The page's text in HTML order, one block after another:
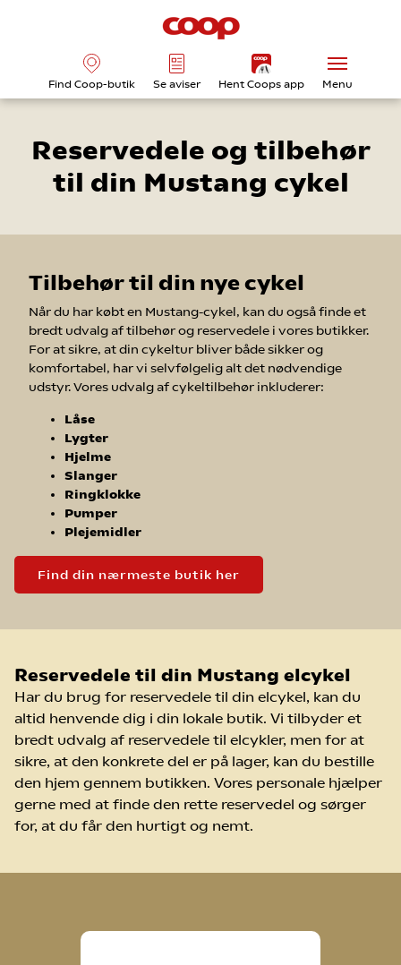
Find Coop-butik Se aviser Hent Coops app Menu
Reservedele og tilbehør
til din Mustang cykel
Tilbehør til din nye cykel
Når du har købt en Mustang-cykel, kan du også finde et
bredt udvalg af tilbehør og reservedele i vores butikker.
For at sikre, at din cykeltur bliver både sikker og
komfortabel, har vi selvfølgelig alt det nødvendige
udstyr. Vores udvalg af cykeltilbehør inkluderer:
Låse
Lygter
Hjelme
Slanger
Ringklokke
Pumper
Plejemidler
Find din nærmeste butik her
Reservedele til din Mustang elcykel
Har du brug for reservedele til din elcykel, kan du
altid henvende dig i din lokale butik. Vi tilbyder et
bredt udvalg af reservedele til elcykler, men for at
sikre, at den konkrete del er på lager, kan du bestille
den hjem gennem butikken. Vores personale hjælper
gerne med at finde den rette reservedel og sørger
for, at du får den hurtigt og nemt.